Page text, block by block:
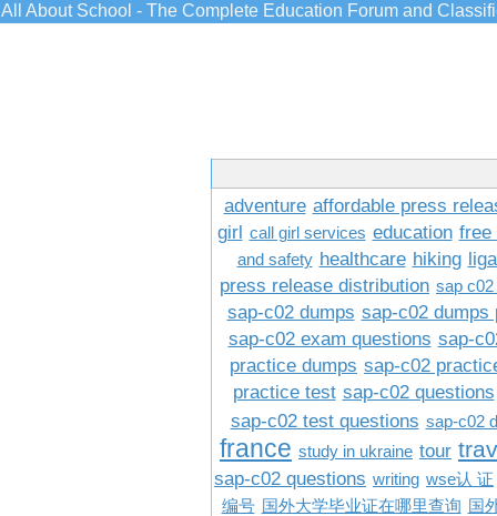
All About School - The Complete Education Forum and
adventure affordable press
girl call girl services education free
and safety healthcare hiking
press release distribution sap
sap-c02 dumps sap-c02 dumps
sap-c02 exam questions sap-
practice dumps sap-c02
practice test sap-c02 questions
sap-c02 test questions sap-c02
france study in ukraine tour
sap-c02 questions writing wse认 证
编号 国外大学毕业证在哪里查询 国